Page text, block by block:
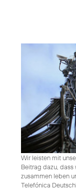
Wir leisten mit
Beitrag dazu, dass
zusammen leben
Telefónica